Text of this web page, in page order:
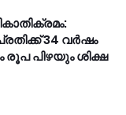
34 വര്‍ഷം
രൂപ പിഴയും ശിക്ഷ